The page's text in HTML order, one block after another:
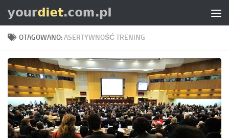
Skip to content
OTAGOWANO:ASERTYWNOŚĆ TRENING